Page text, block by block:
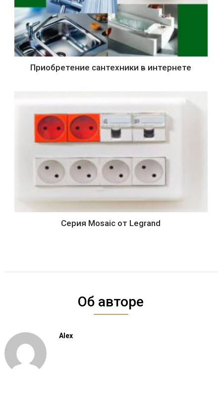
Приобретение сантехники в интернете
Серия Mosaic от Legrand
Об авторе
Alex